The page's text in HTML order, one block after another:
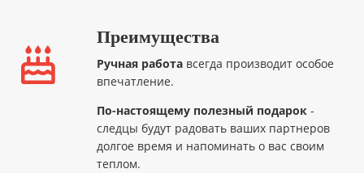
Преимущества
Ручная работавсегда производит особое
впечатление.
По-настоящему полезный подарок-
следцы будут радовать ваших партнеров
долгое время и напоминать о вас своим
теплом.